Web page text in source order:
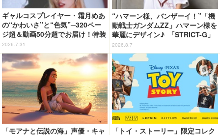
ギャルコスプレイヤー・霜月めあ
の“かわいさ”と“色気”─320ペー
ジ超＆動画50分超でお届け！特装
合本版のデジタル写真集が登場
2026.7.31
“ハマーン様、バンザーイ！”「機
動戦士ガンダムZZ」ハマーン様を
華麗にデザイン♪ 「STRICT-G」
Tシャツなどミニコレクション登
場
2026.8.7
「モアナと伝説の海」声優・キャ
「トイ・ストーリー」限定コレク